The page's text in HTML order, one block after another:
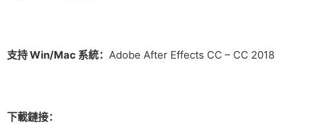
支持 Win/Mac 系統： Adobe After Effects CC – CC 2018
下載鏈接：